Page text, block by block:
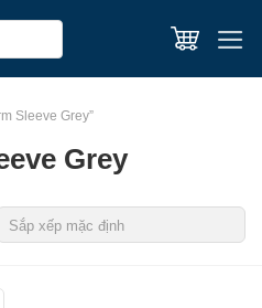
Sleeve Grey”
Grey